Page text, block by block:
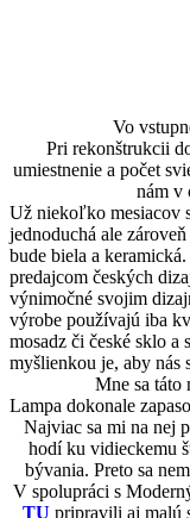
Vo
Pri rekonštrukcii
umiestnenie a počet
nám v
Už niekoľko mesiacov
jednoduchá ale
bude biela a
predajcom českých
výnimočné svojim
výrobe používajú iba
mosadz či české sklo a
myšlienkou je, aby
Mne sa táto
Lampa dokonale
Najviac sa mi na nej
hodí ku vidieckemu
bývania. Preto sa
V spolupráci s
TU pripravili aj malú